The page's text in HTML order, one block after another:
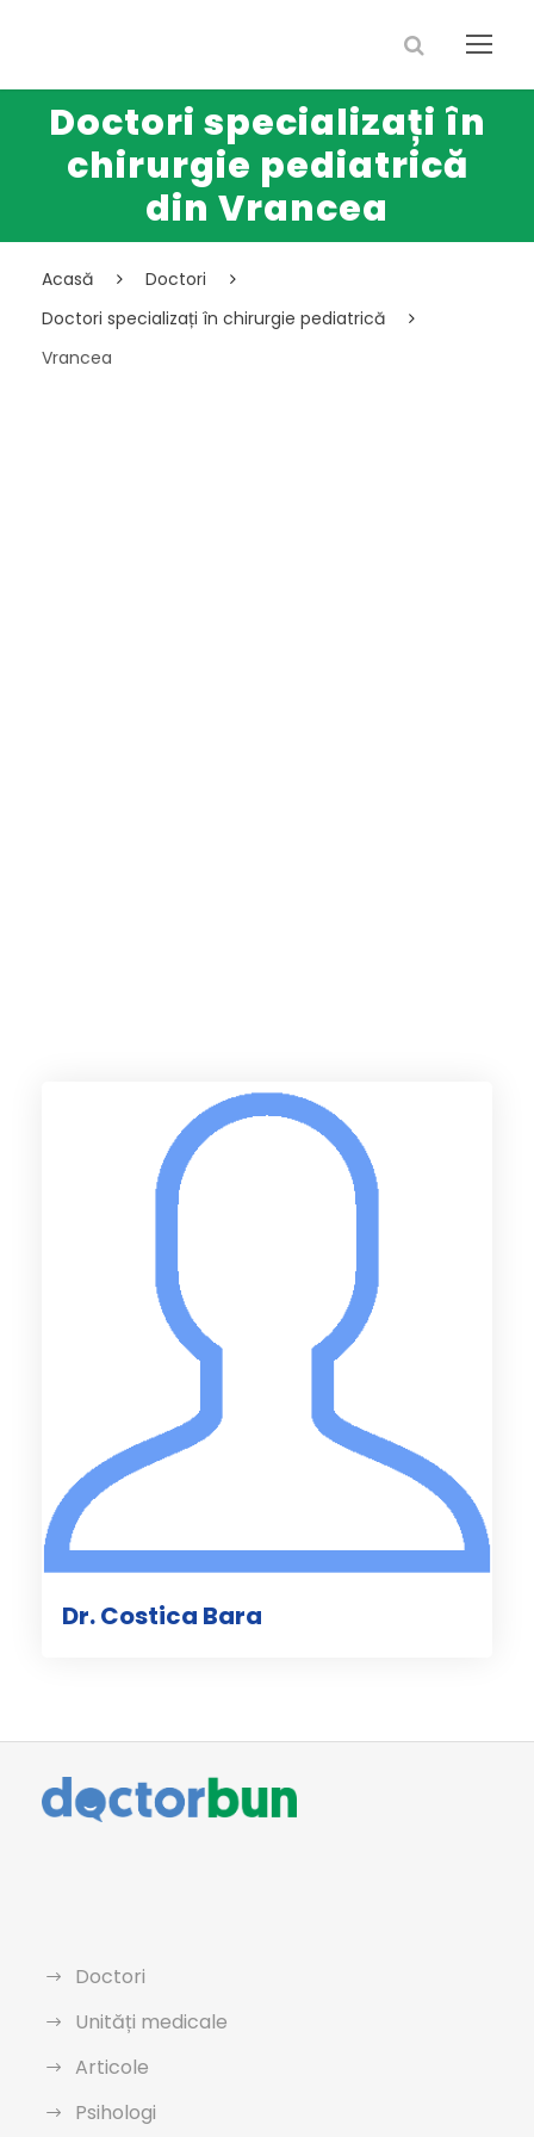
Doctori specializați în
chirurgie pediatrică
din Vrancea
Acasă
Doctori
Doctori specializați în chirurgie pediatrică
Vrancea
Dr. Costica Bara
Doctori
Unități medicale
Articole
Psihologi